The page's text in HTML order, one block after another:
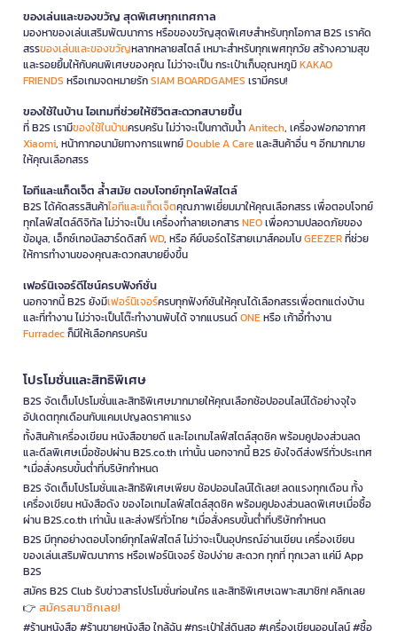
ของเล่นและของขวัญ สุดพิเศษทุกเทศกาล
มองหาของเล่นเสริมพัฒนาการ หรือของขวัญสุดพิเศษสำหรับทุกโอกาส B2S เราคัด
สรรของเล่นและของขวัญหลากหลายสไตล์ เหมาะสำหรับทุกเพศทุกวัย สร้างความสุข
และรอยยิ้มให้กับคนพิเศษของคุณ ไม่ว่าจะเป็น กระเป๋าเก็บอุณหภูมิKAKAO
FRIENDS หรือเกมจดหมายรักSIAM BOARDGAMES เรามีครบ!
ของใช้ในบ้าน ไอเทมที่ช่วยให้ชีวิตสะดวกสบายขึ้น
ที่ B2S เรามีของใช้ในบ้านครบครัน ไม่ว่าจะเป็นกาต้มน้ำAnitech, เครื่องฟอกอากาศ
Xiaomi, หน้ากากอนามัยทางการแพทย์Double A Careและสินค้าอื่น ๆ อีกมากมาย
ให้คุณเลือกสรร
ไอทีและแก็ดเจ็ต ล้ำสมัย ตอบโจทย์ทุกไลฟ์สไตล์
B2S ได้คัดสรรสินค้าไอทีและแก็ดเจ็ตคุณภาพเยี่ยมมาให้คุณเลือกสรร เพื่อตอบโจทย์
ทุกไลฟ์สไตล์ดิจิทัล ไม่ว่าจะเป็น เครื่องทำลายเอกสารNEOเพื่อความปลอดภัยของ
ข้อมูล, เอ็กซ์เทอนัลฮาร์ดดิสก์WD, หรือ คีย์บอร์ดไร้สายเมาส์คอมโบGEEZERที่ช่วย
ให้การทำงานของคุณสะดวกสบายยิ่งขึ้น
เฟอร์นิเจอร์ดีไซน์ครบฟังก์ชั่น
นอกจากนี้ B2S ยังมีเฟอร์นิเจอร์ครบทุกฟังก์ชันให้คุณได้เลือกสรรเพื่อตกแต่งบ้าน
และที่ทำงาน ไม่ว่าจะเป็นโต๊ะทำงานพับได้ จากแบรนด์ONEหรือ เก้าอี้ทำงาน
Furradecก็มีให้เลือกครบครัน
โปรโมชั่นและสิทธิพิเศษ
B2S จัดเต็มโปรโมชั่นและสิทธิพิเศษมากมายให้คุณเลือกช้อปออนไลน์ได้อย่างจุใจ
อัปเดตทุกเดือนกับแคมเปญลดราคาแรง
ทั้งสินค้าเครื่องเขียน หนังสือขายดี และไอเทมไลฟ์สไตล์สุดชิค พร้อมคูปองส่วนลด
และดีลพิเศษเมื่อช้อปผ่าน B2S.co.th เท่านั้น นอกจากนี้ B2S ยังใจดีส่งฟรีทั่วประเทศ
*เมื่อสั่งครบขั้นต่ำที่บริษัทกำหนด
B2S จัดเต็มโปรโมชั่นและสิทธิพิเศษเพียบ ช้อปออนไลน์ได้เลย! ลดแรงทุกเดือน ทั้ง
เครื่องเขียน หนังสือดัง ของไอเทมไลฟ์สไตล์สุดชิค พร้อมคูปองส่วนลดพิเศษเมื่อซื้อ
ผ่าน B2S.co.th เท่านั้น และส่งฟรีทั่วไทย *เมื่อสั่งครบขั้นต่ำที่บริษัทกำหนด
B2S มีทุกอย่างตอบโจทย์ทุกไลฟ์สไตล์ ไม่ว่าจะเป็นอุปกรณ์อ่านเขียน เครื่องเขียน
ของเล่นเสริมพัฒนาการ หรือเฟอร์นิเจอร์ ช้อปง่าย สะดวก ทุกที่ ทุกเวลา แค่มี App
B2S
สมัคร B2S Club รับข่าวสารโปรโมชั่นก่อนใคร และสิทธิพิเศษเฉพาะสมาชิก! คลิกเลย
👉 สมัครสมาชิกเลย!
#ร้านหนังสือ #ร้านขายหนังสือ ใกล้ฉัน #กระเป๋าใส่ดินสอ #เครื่องเขียนออนไลน์ #ซื้อ